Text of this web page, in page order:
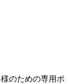
様のための専用ポ